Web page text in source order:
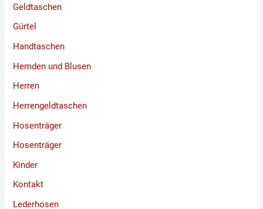
Geldtaschen
Gürtel
Handtaschen
Hemden und Blusen
Herren
Herrengeldtaschen
Hosenträger
Hosenträger
Kinder
Kontakt
Lederhosen